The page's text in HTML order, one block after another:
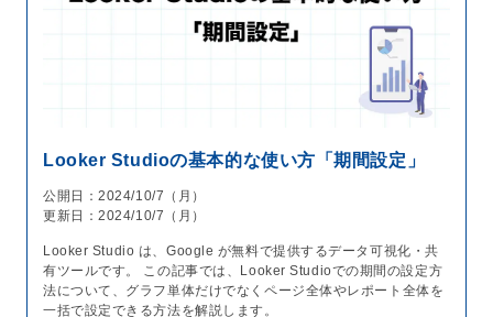
Looker Studioの基本的な使い方「期間設定」
公開日：2024/10/7（月）
更新日：2024/10/7（月）
Looker Studio は、Google が無料で提供するデータ可視化・共
有ツールです。 この記事では、Looker Studioでの期間の設定方
法について、グラフ単体だけでなくページ全体やレポート全体を
一括で設定できる方法を解説します。